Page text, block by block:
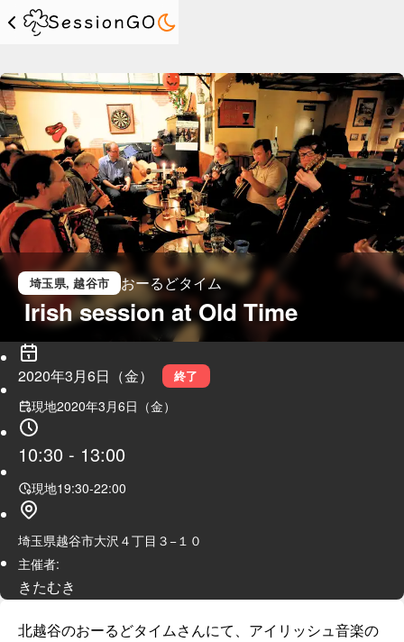
埼玉県, 越谷市 おーるどタイム
Irish session at Old Time
2020年3月6日（金） 終了
現地2020年3月6日（金）
10:30 - 13:00
現地19:30-22:00
埼玉県越谷市大沢４丁目３−１０
主催者:
きたむき
北越谷のおーるどタイムさんにて、アイリッシュ音楽の